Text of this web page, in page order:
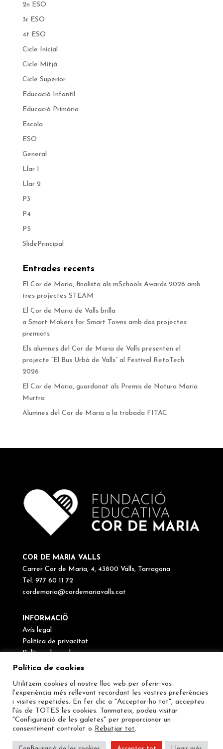
2n ESO
3r ESO
4t ESO
Cicle Inicial
Cicle Mitjà
Cicle Superior
Educació Infantil
Educació Primària
Escola
ESO
General
Llar 1
Llar 2
P3
P4
P5
SlidePrincipal
Entrades recents
El Cor de Maria, finalista als mSchools Awards 2026 amb
tres projectes STEAM
El Cor de Maria de Valls brilla
a Smart Makers for Smart Towns amb dos projectes
premiats
Els alumnes del Cor de Maria de Valls presenten el
projecte “El Bus Urbà de Valls” al Festival RetoTech
2026
El Cor de Maria, guardonat als Premis de Natura Maria
Murtra
Alumnes del Cor de Maria a la trobada FITAC
COR DE MARIA VALLS
Carrer Cor de Maria, 4, 43800 Valls, Tarragona
Tel. 977 60 11 72
cordemaria@cordemariavalls.cat
INFORMACIÖ
Avís legal
Política de privacitat
Política de cookies
Canal de denúncies
SEGUEIX-NOS
Política de cookies
Utilitzem cookies al nostre lloc web per oferir-vos
l'experiència més rellevant recordant les vostres preferències
i visites repetides. En fer clic a "Acceptar-ho tot", accepteu
l'ús de TOTES les cookies. Tanmateix, podeu visitar
"Configuració de les galetes" per proporcionar un
consentiment controlat o Rebutjar tot.